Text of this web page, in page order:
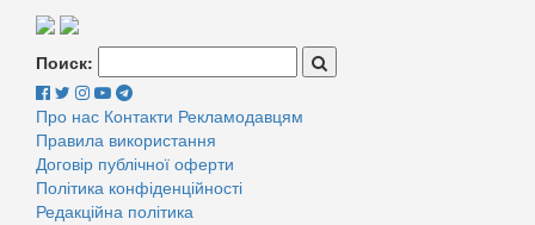
Поиск:
Про нас Контакти Рекламодавцям
Правила використання
Договір публічної оферти
Політика конфіденційності
Редакційна політика